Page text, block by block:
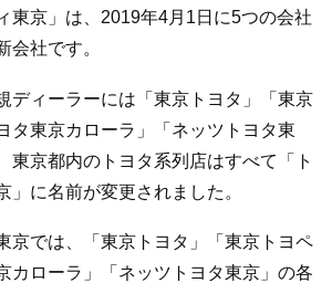
東京」は、2019年4月1日に5つの会社
会社です。
ディーラーには「東京トヨタ」「東京
タ東京カローラ」「ネッツトヨタ東
東京都内のトヨタ系列店はすべて「ト
」に名前が変更されました。
京では、「東京トヨタ」「東京トヨペ
カローラ」「ネッツトヨタ東京」の各